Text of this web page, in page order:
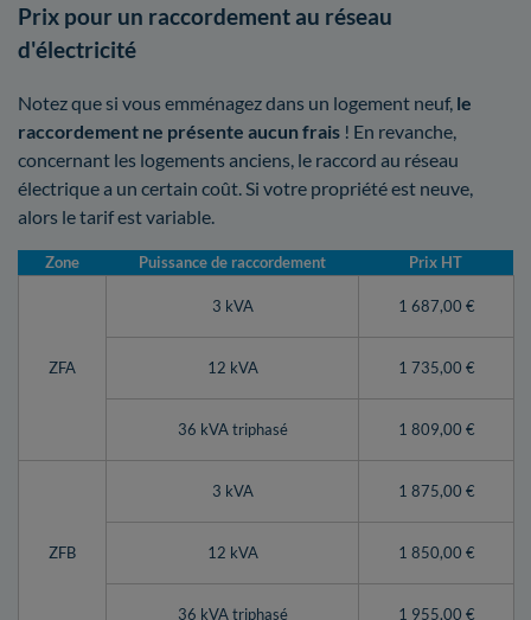
Prix pour un raccordement au réseau
d'électricité
Notez que si vous emménagez dans un logement neuf, le
raccordement ne présente aucun frais ! En revanche,
concernant les logements anciens, le raccord au réseau
électrique a un certain coût. Si votre propriété est neuve,
alors le tarif est variable.
Zone Puissance de raccordement Prix HT
ZFA
3 kVA 1 687,00 €
12 kVA 1 735,00 €
36 kVA triphasé 1 809,00 €
ZFB
3 kVA 1 875,00 €
12 kVA 1 850,00 €
36 kVA triphasé 1 955,00 €